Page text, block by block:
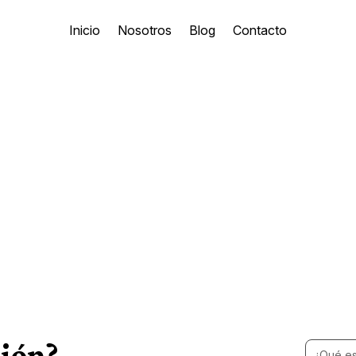
Inicio Nosotros Blog Contacto